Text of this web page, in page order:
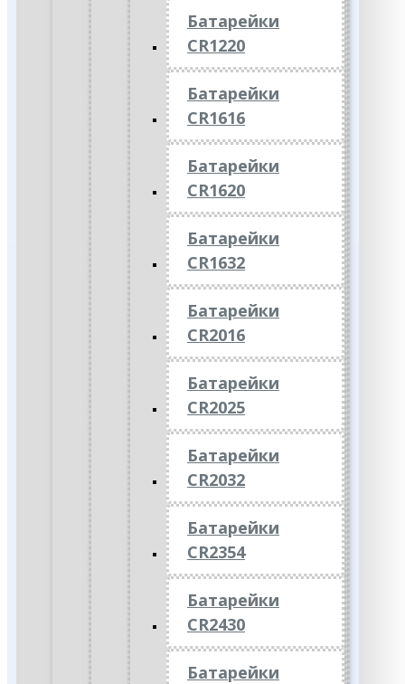
Батарейки
CR1220
Батарейки
CR1616
Батарейки
CR1620
Батарейки
CR1632
Батарейки
CR2016
Батарейки
CR2025
Батарейки
CR2032
Батарейки
CR2354
Батарейки
CR2430
Батарейки